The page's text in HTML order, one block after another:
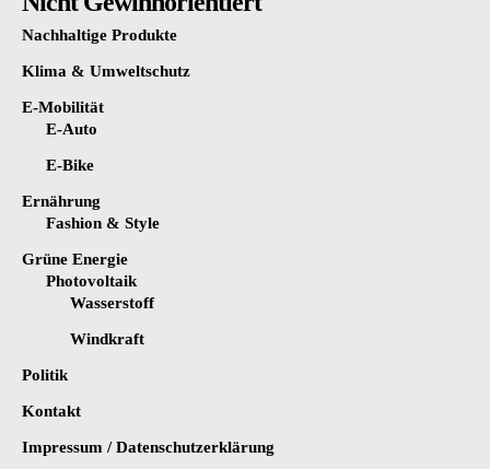
Nachhaltige Produkte
Klima & Umweltschutz
E-Mobilität
E-Auto
E-Bike
Ernährung
Fashion & Style
Grüne Energie
Photovoltaik
Wasserstoff
Windkraft
Politik
Kontakt
Impressum / Datenschutzerklärung